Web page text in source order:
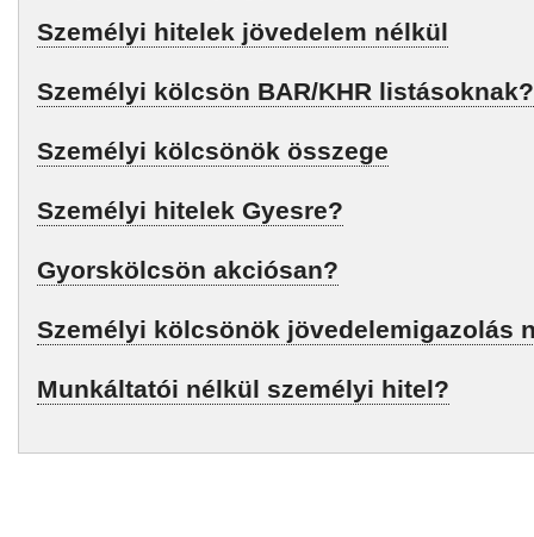
Személyi hitelek jövedelem nélkül
Személyi kölcsön BAR/KHR listásoknak?
Személyi kölcsönök összege
Személyi hitelek Gyesre?
Gyorskölcsön akciósan?
Személyi kölcsönök jövedelemigazolás
Munkáltatói nélkül személyi hitel?